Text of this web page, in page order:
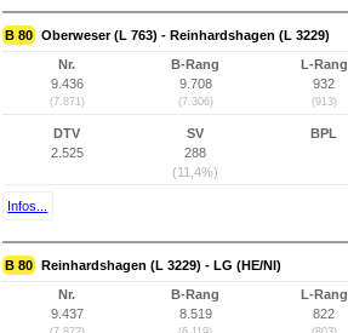
B 80 Oberweser (L 763) - Reinhardshagen (L 3229)
Nr.
9.436
(7.871)
B-Rang
9.708
(7.306)
L-Rang
932
(913)
DTV
2.525
SV
288
(11,4%)
BPL
Infos...
B 80 Reinhardshagen (L 3229) - LG (HE/NI)
Nr.
9.437
B-Rang
8.519
L-Rang
822